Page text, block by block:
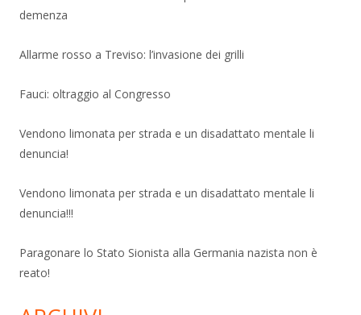
demenza
Allarme rosso a Treviso: l’invasione dei grilli
Fauci: oltraggio al Congresso
Vendono limonata per strada e un disadattato mentale li
denuncia!
Vendono limonata per strada e un disadattato mentale li
denuncia!!!
Paragonare lo Stato Sionista alla Germania nazista non è
reato!